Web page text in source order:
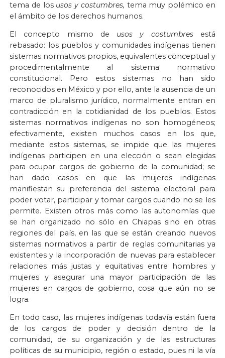
tema de los usos y costumbres, tema muy polémico en
el ámbito de los derechos humanos.
El concepto mismo de usos y costumbres está
rebasado: los pueblos y comunidades indígenas tienen
sistemas normativos propios, equivalentes conceptual y
procedimentalmente al sistema normativo
constitucional. Pero estos sistemas no han sido
reconocidos en México y por ello, ante la ausencia de un
marco de pluralismo jurídico, normalmente entran en
contradicción en la cotidianidad de los pueblos. Estos
sistemas normativos indígenas no son homogéneos;
efectivamente, existen muchos casos en los que,
mediante estos sistemas, se impide que las mujeres
indígenas participen en una elección o sean elegidas
para ocupar cargos de gobierno de la comunidad; se
han dado casos en que las mujeres indígenas
manifiestan su preferencia del sistema electoral para
poder votar, participar y tomar cargos cuando no se les
permite. Existen otros más como las autonomías que
se han organizado no sólo en Chiapas sino en otras
regiones del país, en las que se están creando nuevos
sistemas normativos a partir de reglas comunitarias ya
existentes y la incorporación de nuevas para establecer
relaciones más justas y equitativas entre hombres y
mujeres y asegurar una mayor participación de las
mujeres en cargos de gobierno, cosa que aún no se
logra.
En todo caso, las mujeres indígenas todavía están fuera
de los cargos de poder y decisión dentro de la
comunidad, de su organización y de las estructuras
políticas de su municipio, región o estado, pues ni la vía